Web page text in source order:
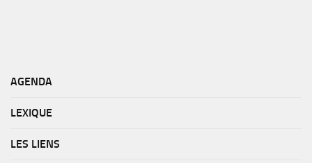
AGENDA
LEXIQUE
LES LIENS